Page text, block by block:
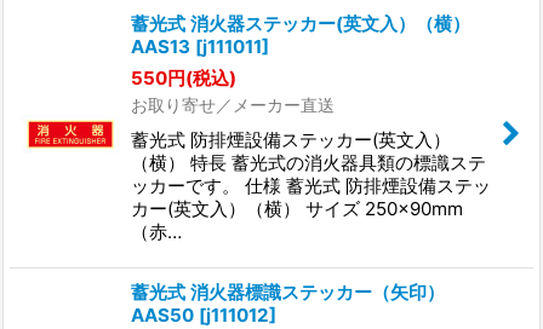
蓄光式 消火器ステッカー(英文入）（横）
AAS13 [j111011]
550円(税込)
お取り寄せ／メーカー直送
蓄光式 防排煙設備ステッカー(英文入）
（横） 特長 蓄光式の消火器具類の標識ステ
ッカーです。 仕様 蓄光式 防排煙設備ステッ
カー(英文入）（横） サイズ 250×90mm
（赤…
蓄光式 消火器標識ステッカー（矢印）
AAS50 [j111012]